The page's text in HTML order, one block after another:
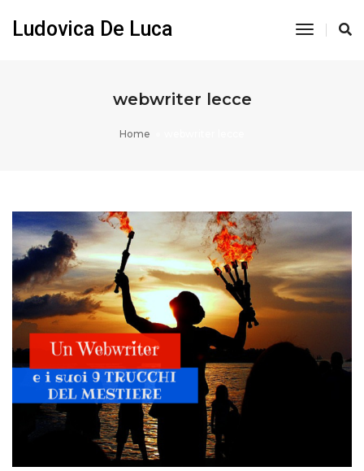
Ludovica De Luca
Toggle
webwriter lecce
Home